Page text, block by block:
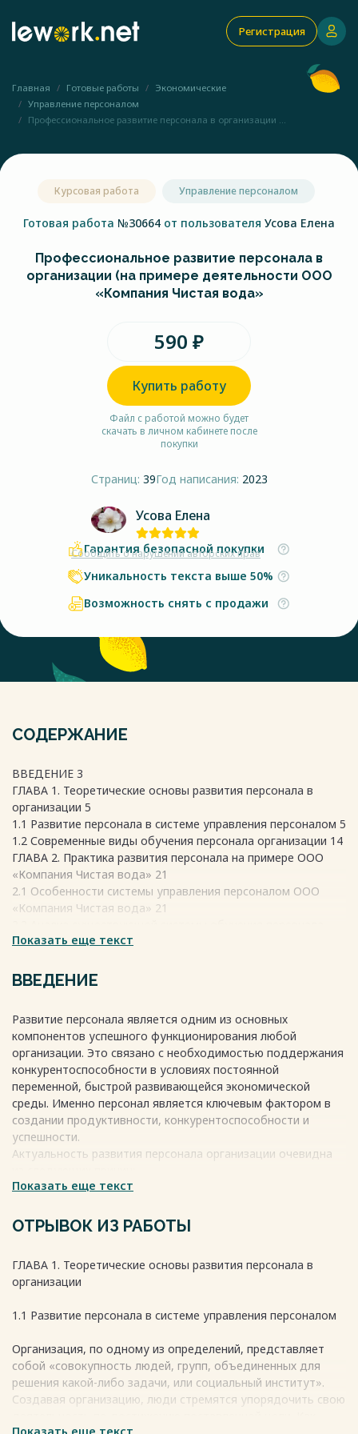
Регистрация
Главная Готовые работы
Экономические
Управление персоналом
Профессиональное развитие персонала в организации ...
Курсовая работа Управление персоналом
Готовая работа №30664 от пользователя Усова Елена
Профессиональное развитие персонала в
организации (на примере деятельности ООО
«Компания Чистая вода»
590 ₽
Купить работу
Файл с работой можно будет
скачать в личном кабинете после
покупки
Страниц: 39Год написания: 2023
Усова Елена
Сообщить о нарушении авторских прав
Гарантия безопасной покупки
Уникальность текста выше 50%
Возможность снять с продажи
СОДЕРЖАНИЕ
ВВЕДЕНИЕ 3
ГЛАВА 1. Теоретические основы развития персонала в
организации 5
1.1 Развитие персонала в системе управления персоналом 5
1.2 Современные виды обучения персонала организации 14
ГЛАВА 2. Практика развития персонала на примере ООО
«Компания Чистая вода» 21
2.1 Особенности системы управления персоналом ООО
«Компания Чистая вода» 21
ООО «Компания Чистая вода» 24
развития персонала ООО «Компания Чистая вода» 27
ЗАКЛЮЧЕНИЕ 31
Весь текст будет доступенпосле покупки
Показать еще текст
ВВЕДЕНИЕ
Развитие персонала является одним из основных
компонентов успешного функционирования любой
организации. Это связано с необходимостью поддержания
конкурентоспособности в условиях постоянной
переменной, быстрой развивающейся экономической
среды. Именно персонал является ключевым фактором в
создании продуктивности, конкурентоспособности и
успешности.
Актуальность развития персонала организации очевидна
Установление конкурентных преимуществ. Развитие
высококвалифицированные и знающие своё дело команды.
Увеличение производительности. Обучение и развитие
работников организации помогают в повышении их
обучение и развитие, более уверенно и эффективно
Повышение лояльности персонала. Персонал, который
чувствует заботу со стороны организации, больше
привязан к работе, готов работать на результат и
создавать команду единомышленников.
Показать еще текст
ОТРЫВОК ИЗ РАБОТЫ
ГЛАВА 1. Теоретические основы развития персонала в
организации
1.1 Развитие персонала в системе управления персоналом
Организация, по одному из определений, представляет
собой «совокупность людей, групп, объединенных для
решения какой-либо задачи, или социальный институт».
Создавая организацию, люди стремятся упорядочить свою